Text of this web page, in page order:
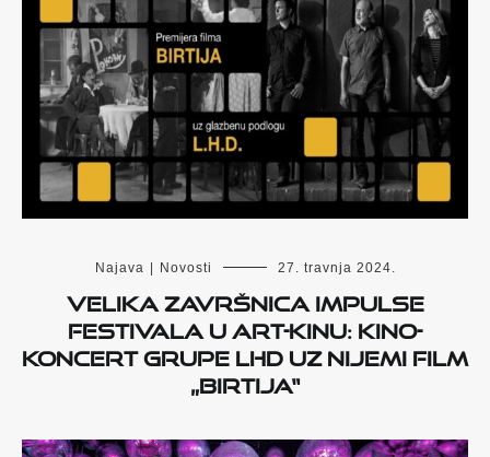
Najava | Novosti 27. travnja 2024.
Velika završnica Impulse
Festivala u Art-kinu: Kino-
koncert grupe LHD uz nijemi film
„Birtija“